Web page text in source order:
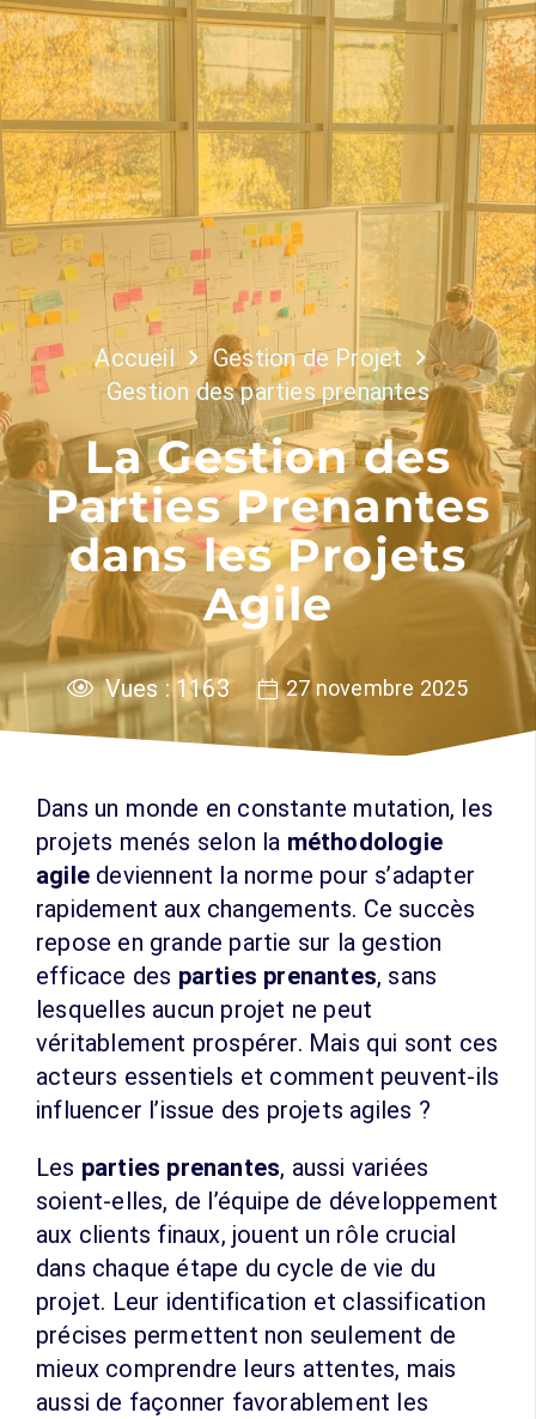
Accueil
Gestion de Projet
Gestion des parties prenantes
La Gestion des
Parties Prenantes
dans les Projets
Agile
Vues : 1163 27 novembre 2025
Dans un monde en constante mutation, les
projets menés selon la méthodologie
agile deviennent la norme pour s’adapter
rapidement aux changements. Ce succès
repose en grande partie sur la gestion
efficace des parties prenantes, sans
lesquelles aucun projet ne peut
véritablement prospérer. Mais qui sont ces
acteurs essentiels et comment peuvent-ils
influencer l’issue des projets agiles ?
Les parties prenantes, aussi variées
soient-elles, de l’équipe de développement
aux clients finaux, jouent un rôle crucial
dans chaque étape du cycle de vie du
projet. Leur identification et classification
précises permettent non seulement de
mieux comprendre leurs attentes, mais
aussi de façonner favorablement les